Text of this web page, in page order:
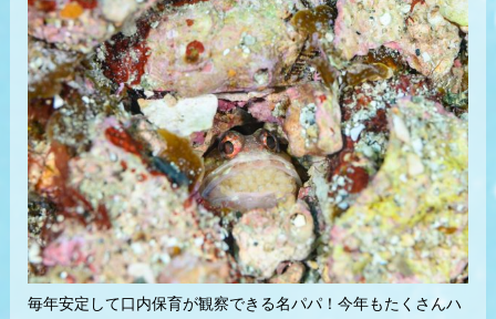
毎年安定して口内保育が観察できる名パパ！今年もたくさんハ